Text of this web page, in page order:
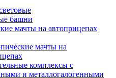
башни
мачты на автоприцепах
мачты на
комплексы с
и металлогалогенными